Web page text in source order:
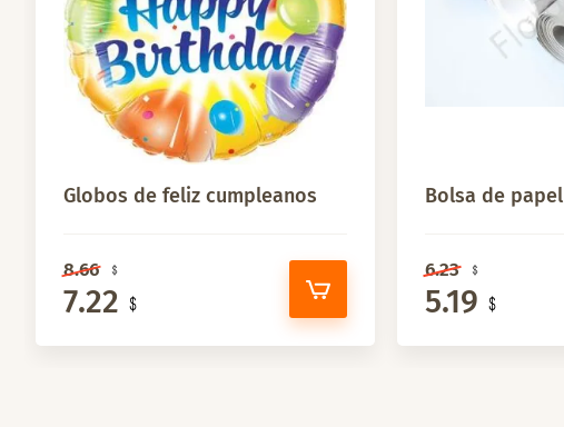
Globos de feliz cumpleanos
8.66
7.22
Bolsa de papel
6.23
5.19